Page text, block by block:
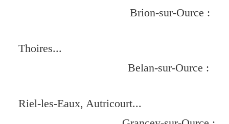
Brion-sur-Ource :
Thoires...
Belan-sur-Ource :
Riel-les-Eaux, Autricourt...